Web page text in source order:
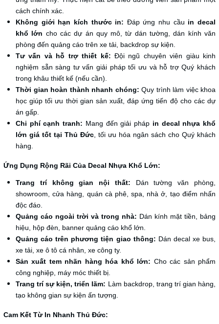
cách chính xác.
Không giới hạn kích thước in: Đáp ứng nhu cầu in decal
khổ lớn cho các dự án quy mô, từ dán tường, dán kính văn
phòng đến quảng cáo trên xe tải, backdrop sự kiện.
Tư vấn và hỗ trợ thiết kế: Đội ngũ chuyên viên giàu kinh
nghiệm sẵn sàng tư vấn giải pháp tối ưu và hỗ trợ Quý khách
trong khâu thiết kế (nếu cần).
Thời gian hoàn thành nhanh chóng: Quy trình làm việc khoa
học giúp tối ưu thời gian sản xuất, đáp ứng tiến độ cho các dự
án gấp.
Chi phí cạnh tranh: Mang đến giải pháp in decal nhựa khổ
lớn giá tốt tại Thủ Đức , tối ưu hóa ngân sách cho Quý khách
hàng.
Ứng Dụng Rộng Rãi Của Decal Nhựa Khổ Lớn:
Trang trí không gian nội thất: Dán tường văn phòng,
showroom, cửa hàng, quán cà phê, spa, nhà ở, tạo điểm nhấn
độc đáo.
Quảng cáo ngoài trời và trong nhà: Dán kính mặt tiền, bảng
hiệu, hộp đèn, banner quảng cáo khổ lớn.
Quảng cáo trên phương tiện giao thông: Dán decal xe bus,
xe tải, xe ô tô cá nhân, xe công ty.
Sản xuất tem nhãn hàng hóa khổ lớn: Cho các sản phẩm
công nghiệp, máy móc thiết bị.
Trang trí sự kiện, triển lãm: Làm backdrop, trang trí gian hàng,
tạo không gian sự kiện ấn tượng.
Cam Kết Từ In Nhanh Thủ Đức: